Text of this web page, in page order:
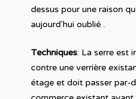
dessus pour une raison
aujourd’hui oublié .
Techniques: La serre est
contre une verrière
étage et doit passer par-